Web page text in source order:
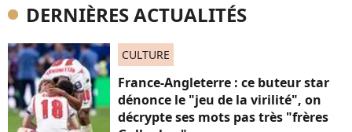
DERNIÈRES ACTUALITÉS
CULTURE
France-Angleterre : ce buteur star
dénonce le "jeu de la virilité", on
décrypte ses mots pas très "frères